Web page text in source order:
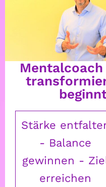
Stärke
- Balance
gewinnen -
erreichen